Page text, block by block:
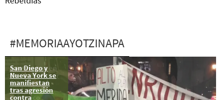
#MEMORIAAYOTZINAPA
San Diego y
Nueva York se
manifiestan
tras agresión
contra
Ayotzinapa en
Londres: Omar
García en el
Parlamento
Británico